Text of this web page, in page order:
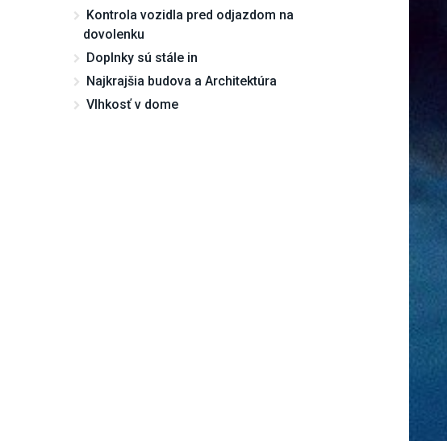
Kontrola vozidla pred odjazdom na
dovolenku
Doplnky sú stále in
Najkrajšia budova a Architektúra
Vlhkosť v dome